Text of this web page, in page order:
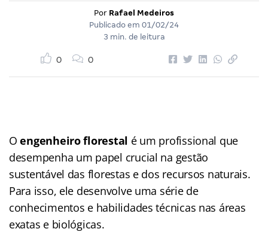
Por Rafael Medeiros
Publicado em 01/02/24
3 min. de leitura
0 0
Oengenheiro florestal é um profissional que
desempenha um papel crucial na gestão
sustentável das florestas e dos recursos naturais.
Para isso, ele desenvolve uma série de
conhecimentos e habilidades técnicas nas áreas
exatas e biológicas.